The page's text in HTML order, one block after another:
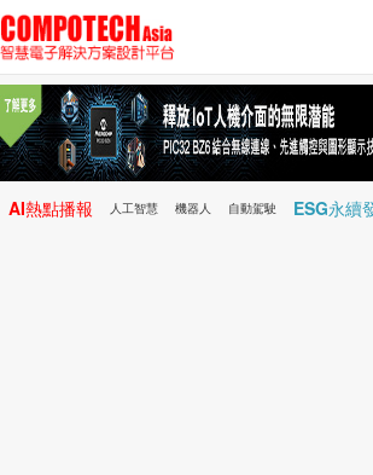
AI熱點播報 人工智慧 機器人 自動駕駛 ESG永續